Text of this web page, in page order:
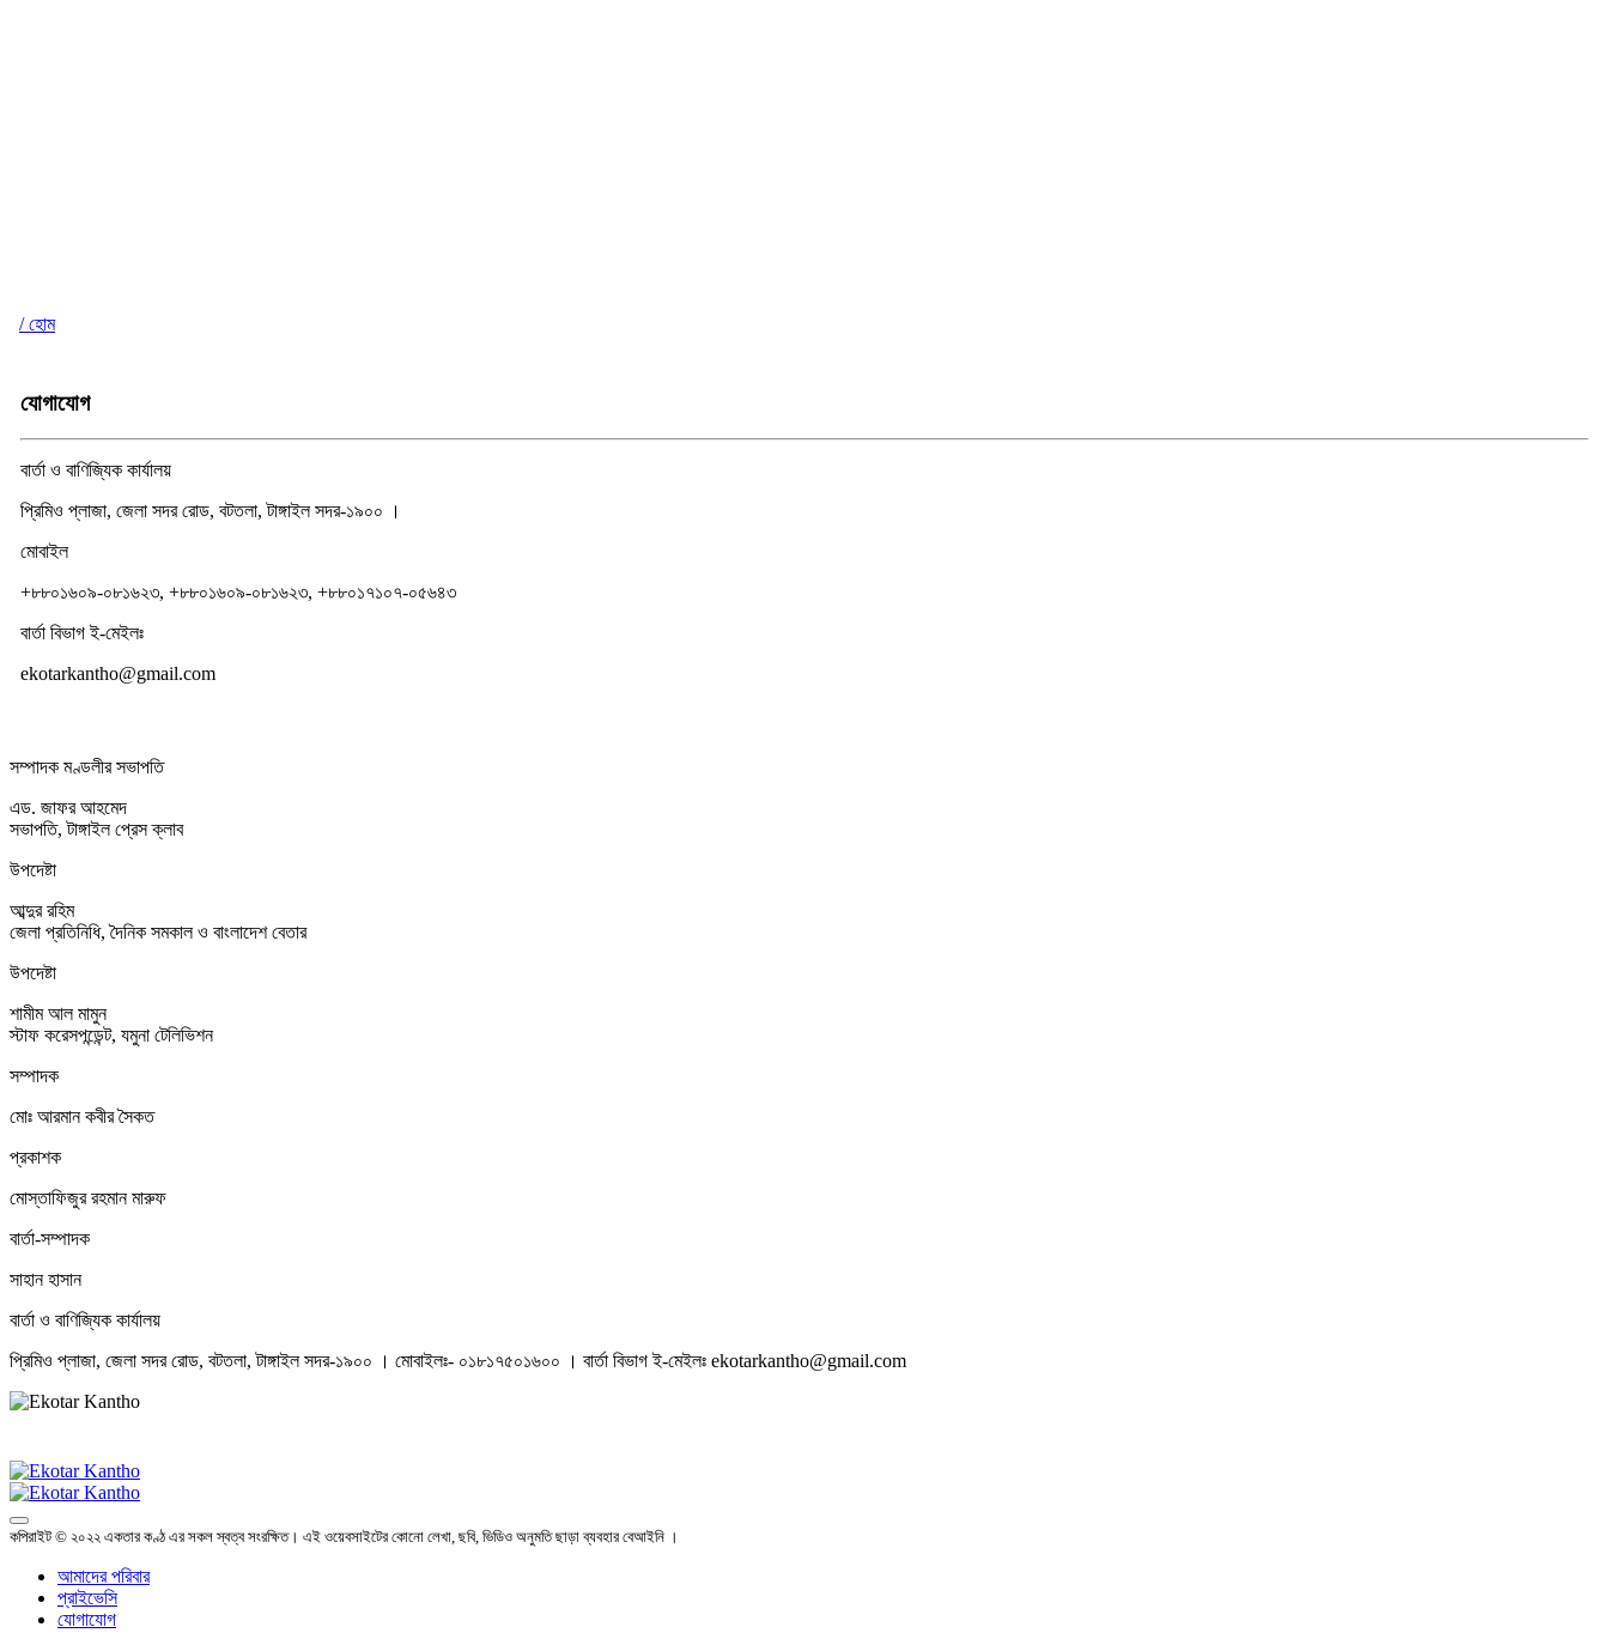
/ হোম
যোগাযোগ
বার্তা ও বাণিজ্যিক কার্যালয়
প্রিমিও প্লাজা, জেলা সদর রোড, বটতলা, টাঙ্গাইল সদর-১৯০০ ।
মোবাইল
+৮৮০১৬০৯-০৮১৬২৩, +৮৮০১৬০৯-০৮১৬২৩, +৮৮০১৭১০৭-০৫৬৪৩
বার্তা বিভাগ ই-মেইলঃ
ekotarkantho@gmail.com
সম্পাদক মণ্ডলীর সভাপতি
এড. জাফর আহমেদ
সভাপতি, টাঙ্গাইল প্রেস ক্লাব
উপদেষ্টা
আব্দুর রহিম
জেলা প্রতিনিধি, দৈনিক সমকাল ও বাংলাদেশ বেতার
উপদেষ্টা
শামীম আল মামুন
স্টাফ করেসপন্ডেন্ট, যমুনা টেলিভিশন
সম্পাদক
মোঃ আরমান কবীর সৈকত
প্রকাশক
মোস্তাফিজুর রহমান মারুফ
বার্তা-সম্পাদক
সাহান হাসান
বার্তা ও বাণিজ্যিক কার্যালয়
প্রিমিও প্লাজা, জেলা সদর রোড, বটতলা, টাঙ্গাইল সদর-১৯০০ । মোবাইলঃ- ০১৮১৭৫০১৬০০ । বার্তা বিভাগ ই-মেইলঃ ekotarkantho@gmail.com
কপিরাইট © ২০২২ একতার কণ্ঠ এর সকল স্বত্ব সংরক্ষিত। এই ওয়েবসাইটের কোনো লেখা, ছবি, ভিডিও অনুমতি ছাড়া ব্যবহার বেআইনি ।
আমাদের পরিবার
প্রাইভেসি
যোগাযোগ